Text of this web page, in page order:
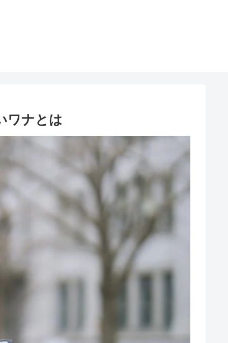
ワナとは